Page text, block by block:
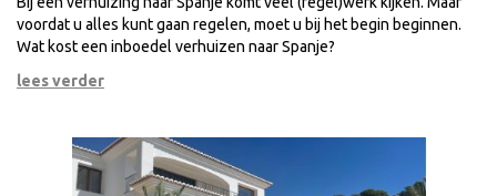
voordat u alles kunt gaan regelen, moet u bij het begin beginnen.
Wat kost een inboedel verhuizen naar Spanje?
lees verder